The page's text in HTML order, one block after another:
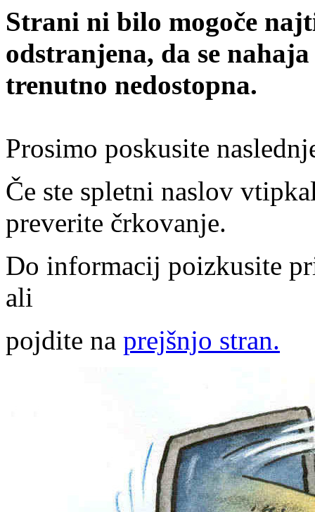
Strani ni bilo mogoče
odstranjena, da se
trenutno nedostopna.
Prosimo poskusite
Če ste spletni naslov
preverite črkovanje.
Do informacij poizkusite
ali
pojdite na prejšnjo stran.